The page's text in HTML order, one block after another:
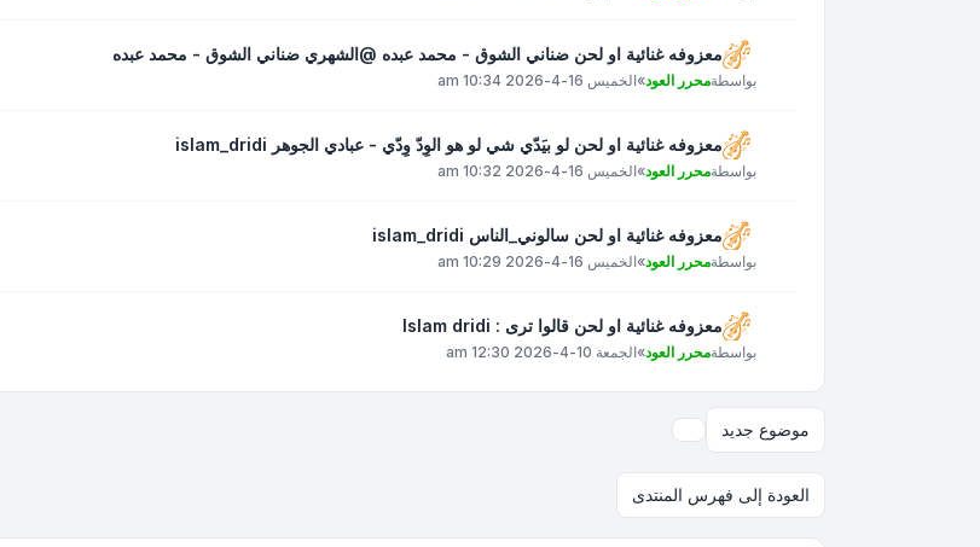
معزوفه غنائية او لحن ضناني الشوق - محمد عبده @الشهري ضناني الشوق - محمد عبده
بواسطةمحرر العود»الخميس 16-4-2026 10:34 am
معزوفه غنائية او لحن لو بيَدّي شي لو هو الوِدّ وِدّي - عبادي الجوهر islam_dridi
بواسطةمحرر العود»الخميس 16-4-2026 10:32 am
معزوفه غنائية او لحن سالوني_الناس islam_dridi
بواسطةمحرر العود»الخميس 16-4-2026 10:29 am
معزوفه غنائية او لحن قالوا ترى : Islam dridi
بواسطةمحرر العود»الجمعة 10-4-2026 12:30 am
موضوع جديد خيارات العرض والترتيب
العودة إلى فهرس المنتدى